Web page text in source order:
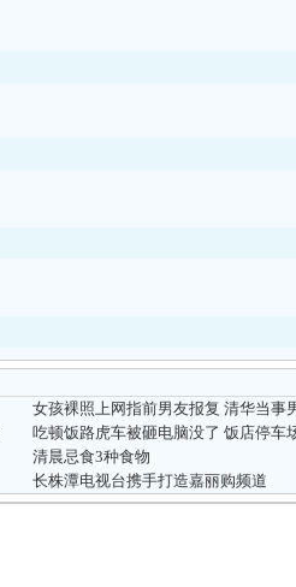
女孩裸照上网指前男友报复 清华当事
吃顿饭路虎车被砸电脑没了 饭店停车
清晨忌食3种食物
长株潭电视台携手打造嘉丽购频道